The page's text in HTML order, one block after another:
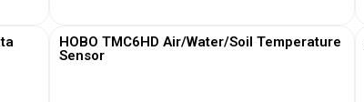
HOBO TMC6HD Air/Water/Soil Temperature
Sensor